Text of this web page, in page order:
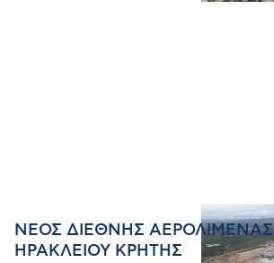
ΝΕΟΣ ΔΙΕΘΝΗΣ ΑΕΡΟΛΙΜΕΝΑΣ
ΗΡΑΚΛΕΙΟΥ ΚΡΗΤΗΣ